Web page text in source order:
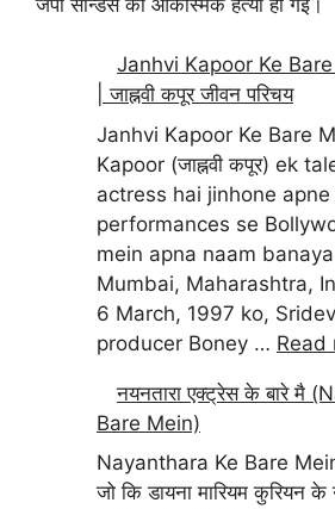
Janhvi Kapoor Ke
| जाह्नवी कपूर जीवन परिचय
Janhvi Kapoor Ke Bare
Kapoor (जाह्नवी कपूर) ek
actress hai jinhone
performances se
mein apna naam
Mumbai, Maharashtra,
6 March, 1997 ko,
producer Boney … Read
नयनतारा एक्ट्रेस के बारे मै
Bare Mein)
Nayanthara Ke Bare
जो कि डायना मारियम कुरियन के